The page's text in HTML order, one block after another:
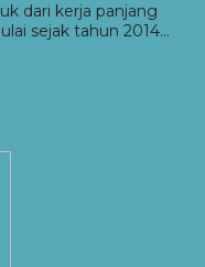
dari kerja panjang
sejak tahun 2014…